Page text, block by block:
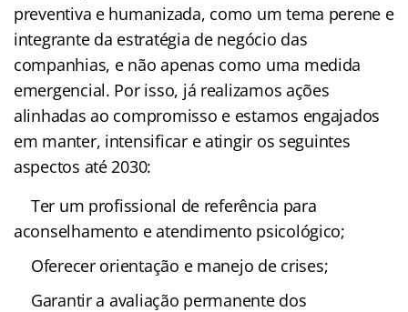
preventiva e humanizada, como um tema perene e
integrante da estratégia de negócio das
companhias, e não apenas como uma medida
emergencial. Por isso, já realizamos ações
alinhadas ao compromisso e estamos engajados
em manter, intensificar e atingir os seguintes
aspectos até 2030:
Ter um profissional de referência para
aconselhamento e atendimento psicológico;
Oferecer orientação e manejo de crises;
Garantir a avaliação permanente dos